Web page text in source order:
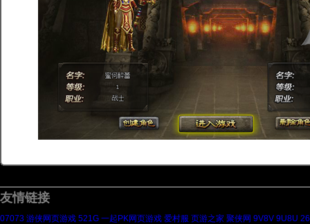
友情链接
07073 游侠网页游戏 521G 一起PK网页游戏 爱村服 页游之家 聚侠网 9V8V 9U8U